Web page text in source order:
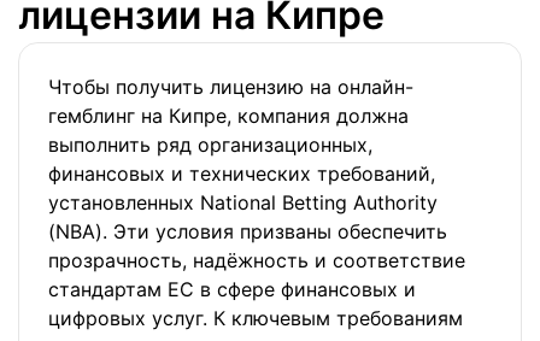
лицензии на Кипре
Чтобы получить лицензию на онлайн-
гемблинг на Кипре, компания должна
выполнить ряд организационных,
финансовых и технических требований,
установленных National Betting Authority
(NBA). Эти условия призваны обеспечить
прозрачность, надёжность и соответствие
стандартам ЕС в сфере финансовых и
цифровых услуг. К ключевым требованиям